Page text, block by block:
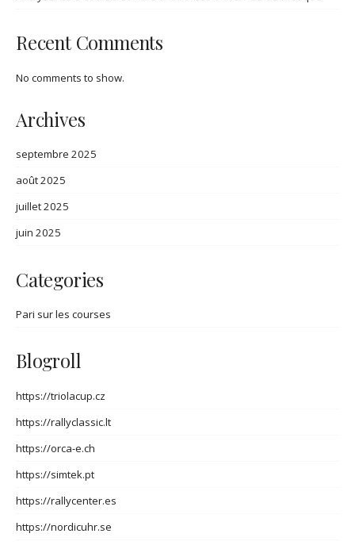
Recent Comments
No comments to show.
Archives
septembre 2025
août 2025
juillet 2025
juin 2025
Categories
Pari sur les courses
Blogroll
https://triolacup.cz
https://rallyclassic.lt
https://orca-e.ch
https://simtek.pt
https://rallycenter.es
https://nordicuhr.se